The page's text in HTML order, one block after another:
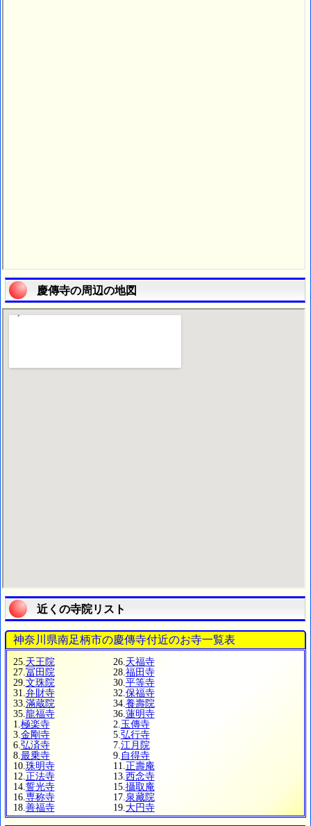
慶傳寺の周辺の地図
近くの寺院リスト
神奈川県南足柄市の慶傳寺付近のお寺一覧表
25. 天王院 26. 天福寺
27. 冨田院 28. 福田寺
29. 文珠院 30. 平等寺
31. 弁財寺 32. 保福寺
33. 滿蔵院 34. 養壽院
35. 龍福寺 36. 蓮明寺
1. 極楽寺 2. 玉傳寺
3. 金剛寺 5. 弘行寺
6. 弘済寺 7. 江月院
8. 最乗寺 9. 自得寺
10. 珠明寺 11. 正壽庵
12. 正法寺 13. 西念寺
14. 誓光寺 15. 攝取庵
16. 専称寺 17. 泉藏院
18. 善福寺 19. 大円寺